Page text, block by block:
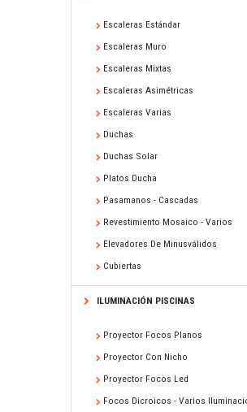
Escaleras Estándar
Escaleras Muro
Escaleras Mixtas
Escaleras Asimétricas
Escaleras Varias
Duchas
Duchas Solar
Platos Ducha
Pasamanos - Cascadas
Revestimiento Mosaico - Varios
Elevadores De Minusválidos
Cubiertas
ILUMINACIÓN PISCINAS
Proyector Focos Planos
Proyector Con Nicho
Proyector Focos Led
Focos Dicroicos - Varios